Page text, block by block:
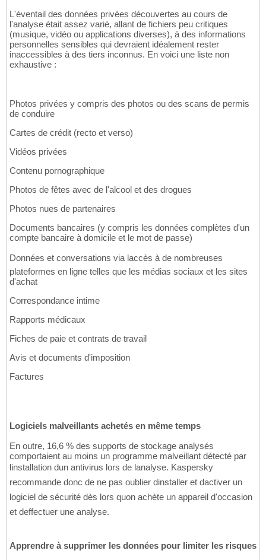
L'éventail des données privées découvertes au cours de
l'analyse était assez varié, allant de fichiers peu critiques
(musique, vidéo ou applications diverses), à des informations
personnelles sensibles qui devraient idéalement rester
inaccessibles à des tiers inconnus. En voici une liste non
exhaustive :
Photos privées y compris des photos ou des scans de permis
de conduire
Cartes de crédit (recto et verso)
Vidéos privées
Contenu pornographique
Photos de fêtes avec de l'alcool et des drogues
Photos nues de partenaires
Documents bancaires (y compris les données complètes d'un
compte bancaire à domicile et le mot de passe)
Données et conversations via laccès à de nombreuses
plateformes en ligne telles que les médias sociaux et les sites
d'achat
Correspondance intime
Rapports médicaux
Fiches de paie et contrats de travail
Avis et documents d'imposition
Factures
Logiciels malveillants achetés en même temps
En outre, 16,6 % des supports de stockage analysés
comportaient au moins un programme malveillant détecté par
linstallation dun antivirus lors de lanalyse. Kaspersky
recommande donc de ne pas oublier dinstaller et dactiver un
logiciel de sécurité dès lors quon achète un appareil d'occasion
et deffectuer une analyse.
Apprendre à supprimer les données pour limiter les risques